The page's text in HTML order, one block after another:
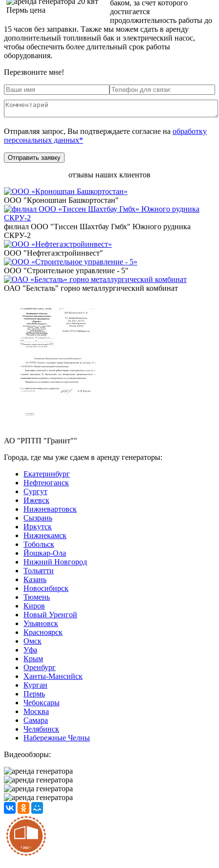
баком, за счет которого
достигается
продолжительность работы до
15 часов без заправки. Также мы можем сдать в аренду
дополнительный топливный бак и электрический насос,
чтобы обеспечить более длительный срок работы
оборудования.
Перезвоните мне!
Отправляя запрос, Вы подтверждаете согласие на обработку
персональных данных*
отзывы наших клиентов
ООО "Кроношпан Башкортостан"
филиал ООО "Тиссен Шахтбау Гмбх" Южного рудника
СКРУ-2
ООО "Нефтегазстройинвест"
ООО "Строительное управление - 5"
ОАО "Белсталь" горно металлургический комбинат
АО "РПТП "Гранит""
Города, где мы уже сдаем в аренду генераторы:
Екатеринбург
Нефтеюганск
Сургут
Ижевск
Нижневартовск
Сызрань
Иркутск
Нижнекамск
Тобольск
Йошкар-Ола
Нижний Новгород
Тольятти
Казань
Новосибирск
Тюмень
Киров
Новый Уренгой
Ульяновск
Красноярск
Омск
Уфа
Крым
Оренбург
Ханты-Мансийск
Курган
Пермь
Чебоксары
Москва
Самара
Челябинск
Набережные Челны
Видеообзоры: